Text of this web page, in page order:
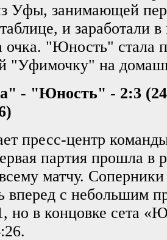
Уфы, занимающей
и заработали
очка. "Юность" стала
"Уфимочку" на
- "Юность" - 2:3 (24-
пресс-центр
партия прошла в
матчу.
вперед с небольшим
но в концовке сета